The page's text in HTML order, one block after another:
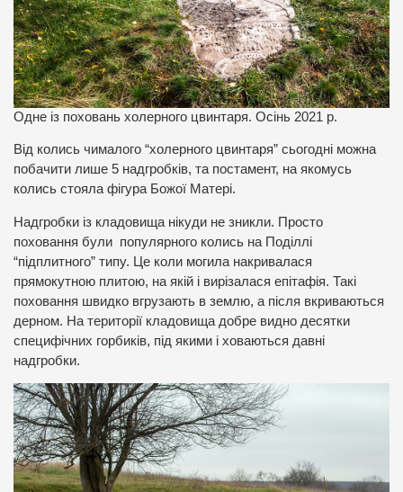
Одне із поховань холерного цвинтаря. Осінь 2021 р.
Від колись чималого “холерного цвинтаря” сьогодні можна
побачити лише 5 надгробків, та постамент, на якомусь
колись стояла фігура Божої Матері.
Надгробки із кладовища нікуди не зникли. Просто
поховання були популярного колись на Поділлі
“підплитного” типу. Це коли могила накривалася
прямокутною плитою, на якій і вирізалася епітафія. Такі
поховання швидко вгрузають в землю, а після вкриваються
дерном. На території кладовища добре видно десятки
специфічних горбиків, під якими і ховаються давні
надгробки.